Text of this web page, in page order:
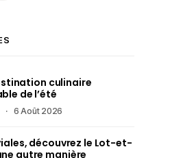
culinaire
de l’été
6 Août 2026
découvrez le Lot-et-
autre manière